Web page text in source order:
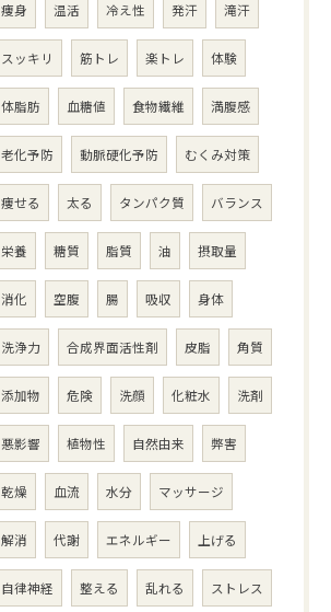
痩身 温活 冷え性 発汗 滝汗
スッキリ 筋トレ 楽トレ 体験
体脂肪 血糖値 食物繊維 満腹感
老化予防 動脈硬化予防 むくみ対策
痩せる 太る タンパク質 バランス
栄養 糖質 脂質 油 摂取量
消化 空腹 腸 吸収 身体
洗浄力 合成界面活性剤 皮脂 角質
添加物 危険 洗顔 化粧水 洗剤
悪影響 植物性 自然由来 弊害
乾燥 血流 水分 マッサージ
解消 代謝 エネルギー 上げる
自律神経 整える 乱れる ストレス